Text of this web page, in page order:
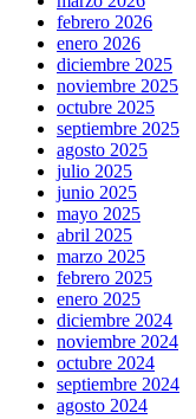
febrero 2026
enero 2026
diciembre 2025
noviembre 2025
octubre 2025
septiembre 2025
agosto 2025
julio 2025
junio 2025
mayo 2025
abril 2025
marzo 2025
febrero 2025
enero 2025
diciembre 2024
noviembre 2024
octubre 2024
septiembre 2024
agosto 2024